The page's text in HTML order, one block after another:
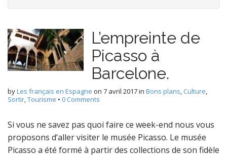
L’empreinte de
Picasso à
Barcelone.
byLes français en Espagne on 7 avril 2017in Bons plans, Culture,
Sortir,Tourisme • 0 Comments
Si vous ne savez pas quoi faire ce week-end nous vous
proposons d’aller visiter le musée Picasso. Le musée
Picasso a été formé à partir des collections de son fidèle